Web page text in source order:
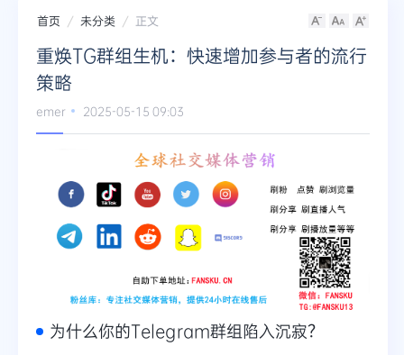
首页 未分类 正文
重焕TG群组生机：快速增加参与者的流行
策略
emer 2025-05-15 09:03
为什么你的Telegram群组陷入沉寂？